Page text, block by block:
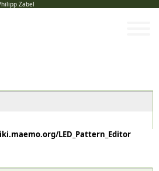
Zabel
LED_Pattern_Editor